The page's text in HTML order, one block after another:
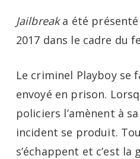
Jailbreaka été
2017 dans le cadre du
Le criminel Playboy
envoyé en prison.
policiers l’amènent à
incident se produit.
s’échappent et c’est la